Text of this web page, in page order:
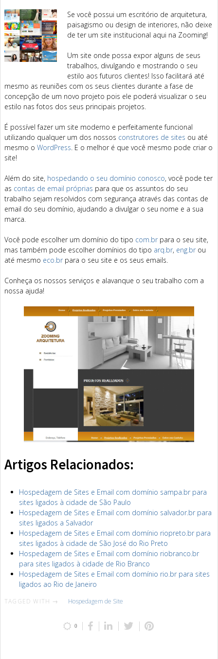
Se você possui um escritório de arquitetura,
paisagismo ou design de interiores, não deixe
de ter um site institucional aqui na Zooming!
Um site onde possa expor alguns de seus
trabalhos, divulgando e mostrando o seu
estilo aos futuros clientes! Isso facilitará até
mesmo as reuniões com os seus clientes durante a fase de
concepção de um novo projeto pois ele poderá visualizar o seu
estilo nas fotos dos seus principais projetos.
É possível fazer um site moderno e perfeitamente funcional
utilizando qualquer um dos nossos construtores de sites ou até
mesmo o WordPress. E o melhor é que você mesmo pode criar o
site!
Além do site, hospedando o seu domínio conosco, você pode ter
as contas de email próprias para que os assuntos do seu
trabalho sejam resolvidos com segurança através das contas de
email do seu domínio, ajudando a divulgar o seu nome e a sua
marca.
Você pode escolher um domínio do tipo com.br para o seu site,
mas também pode escolher domínios do tipo arq.br, eng.br ou
até mesmo eco.br para o seu site e os seus emails.
Conheça os nossos serviços e alavanque o seu trabalho com a
nossa ajuda!
Artigos Relacionados:
Hospedagem de Sites e Email com domínio sampa.br para
sites ligados à cidade de São Paulo
Hospedagem de Sites e Email com domínio salvador.br para
sites ligados a Salvador
Hospedagem de Sites e Email com domínio riopreto.br para
sites ligados à cidade de São José do Rio Preto
Hospedagem de Sites e Email com domínio riobranco.br
para sites ligados à cidade de Rio Branco
Hospedagem de Sites e Email com domínio rio.br para sites
ligados ao Rio de Janeiro
TAGGED WITH → Hospedagem de Site
0